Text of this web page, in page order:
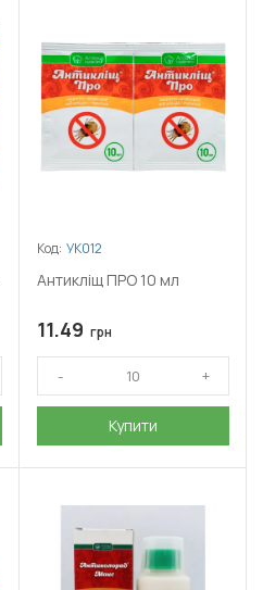
Код: УК012
Антикліщ ПРО 10 мл
11.49 грн
Купити